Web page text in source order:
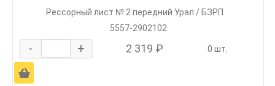
Рессорный лист № 2 передний Урал / БЗРП
5557-2902102
- + 2 319 ₽ 0 шт.
Ä